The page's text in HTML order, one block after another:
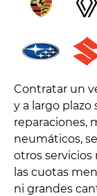
Contratar un
y a largo
reparaciones,
neumáticos,
otros servicios
las cuotas
ni grandes